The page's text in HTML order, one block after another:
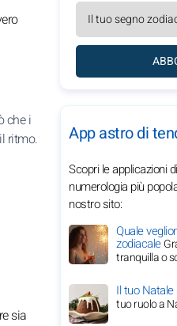
che i
ritmo.
sia
App astro di
Scopri le applicazioni
numerologia più
nostro sito:
Quale
zodiacale
tranquilla o
Il tuo
tuo ruolo a